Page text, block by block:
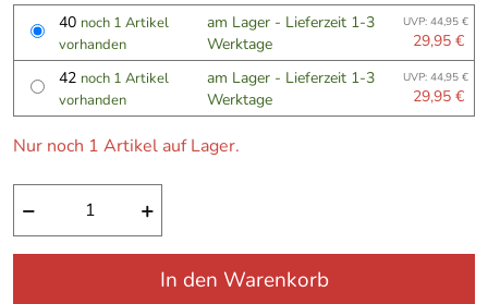
40 noch 1 Artikel
vorhanden
am Lager - Lieferzeit 1-3
Werktage
UVP: 44,95 €
29,95 €
42 noch 1 Artikel
vorhanden
am Lager - Lieferzeit 1-3
Werktage
UVP: 44,95 €
29,95 €
Nur noch 1 Artikel auf Lager.
− +
In den Warenkorb